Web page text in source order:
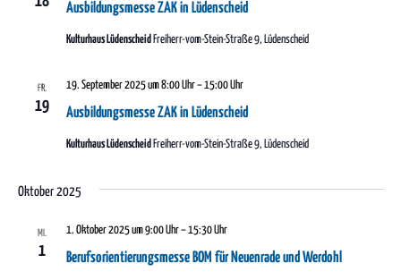
Ausbildungsmesse ZAK in Lüdenscheid
Kulturhaus LüdenscheidFreiherr-vom-Stein-Straße 9, Lüdenscheid
FR.
19 Ausbildungsmesse ZAK in Lüdenscheid
19. September 2025 um 8:00 Uhr–15:00 Uhr
Kulturhaus LüdenscheidFreiherr-vom-Stein-Straße 9, Lüdenscheid
Oktober 2025
MI.
1 Berufsorientierungsmesse BOM für Neuenrade und Werdohl
1. Oktober 2025 um 9:00 Uhr–15:30 Uhr